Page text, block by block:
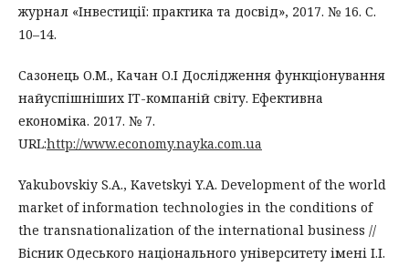
журнал «Інвестиції: практика та досвід», 2017. № 16. С.
10–14.
Сазонець О.М., Качан О.І Дослідження функціонування
найуспішніших ІТ-компаній світу. Ефективна
економіка. 2017. № 7.
URL:http://www.economy.nayka.com.ua
Yakubovskiy S.A., Kavetskyi Y.A. Development of the world
market of information technologies in the conditions of
the transnationalization of the international business //
Вісник Одеського національного університету імені І.І.